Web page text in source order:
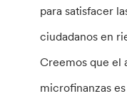
para satisfacer
ciudadanos en
Creemos que el
microfinanzas